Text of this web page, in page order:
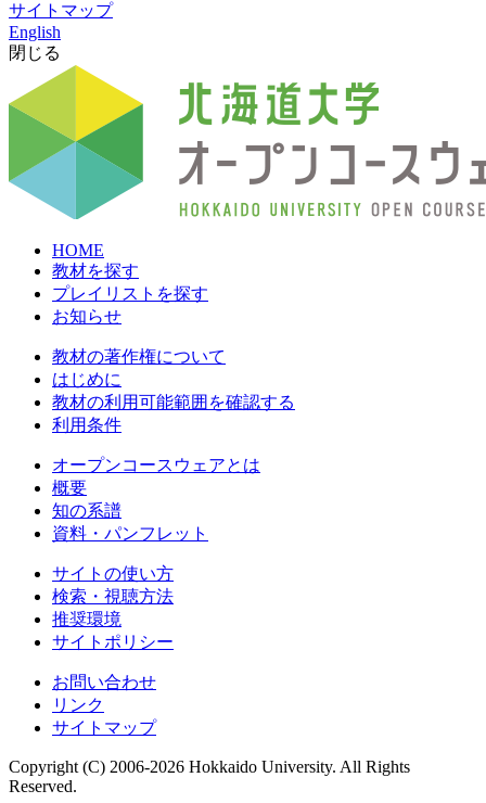
サイトマップ
English
閉じる
HOME
教材を探す
プレイリストを探す
お知らせ
教材の著作権について
はじめに
教材の利用可能範囲を確認する
利用条件
オープンコースウェアとは
概要
知の系譜
資料・パンフレット
サイトの使い方
検索・視聴方法
推奨環境
サイトポリシー
お問い合わせ
リンク
サイトマップ
Copyright (C) 2006-2026 Hokkaido University. All Rights
Reserved.